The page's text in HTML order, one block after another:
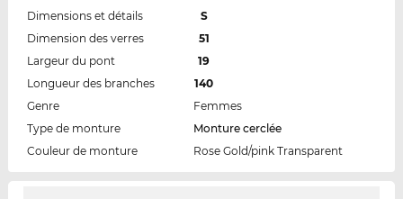
Dimensions et détails
S
Dimension des verres
51
Largeur du pont
19
Longueur des branches
140
Genre
Femmes
Type de monture
Monture cerclée
Couleur de monture
Rose Gold/pink Transparent